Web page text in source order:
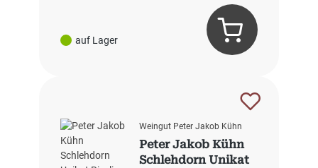
auf Lager
Weingut Peter Jakob Kühn
Peter Jakob Kühn
Schlehdorn Unikat